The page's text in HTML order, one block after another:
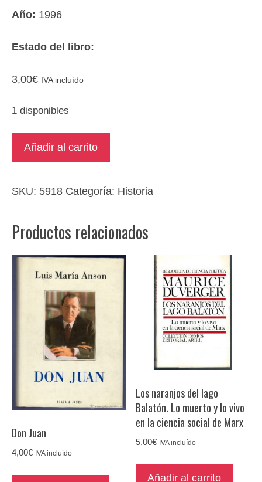
Año: 1996
Estado del libro:
3,00€ IVA incluído
1 disponibles
Franco
Añadir al carrito
SKU: 5918 Categoría: Historia
Productos relacionados
Don Juan
4,00€ IVA incluído
Los naranjos del lago
Balatón. Lo muerto y lo vivo
en la ciencia social de Marx
5,00€ IVA incluído
Añadir al carrito